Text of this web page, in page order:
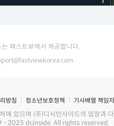
는 패스트뷰에서 제공합니다.
방침 청소년보호정책 기사배열 책임
에 있으며 (주)디시인사이드의 입장과
2025 dcinside. All rights reserved.